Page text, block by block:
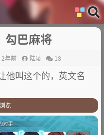
勾巴麻将
2年前 陆凌 18
他叫这个的，英文名
览